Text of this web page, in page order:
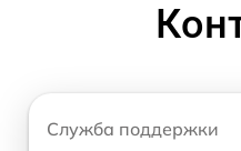
Служба поддержки